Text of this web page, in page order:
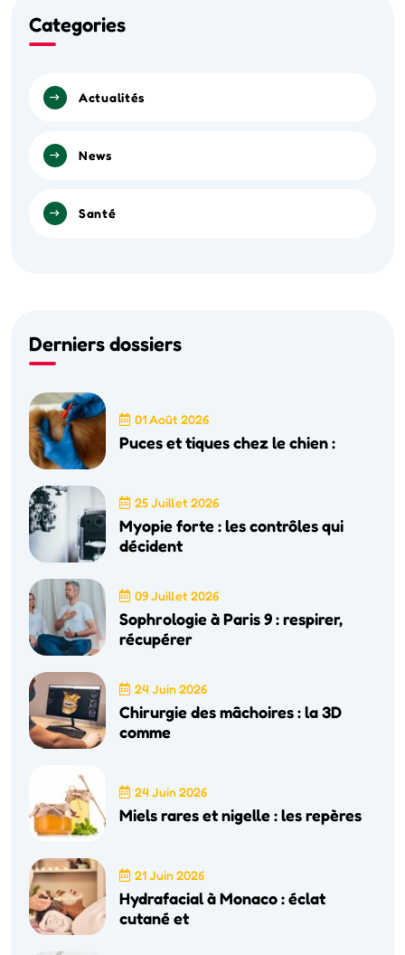
Categories
Actualités
News
Santé
Derniers dossiers
01 Août 2026
Puces et tiques chez le chien :
25 Juillet 2026
Myopie forte : les contrôles qui
décident
09 Juillet 2026
Sophrologie à Paris 9 : respirer,
récupérer
24 Juin 2026
Chirurgie des mâchoires : la 3D
comme
24 Juin 2026
Miels rares et nigelle : les repères
21 Juin 2026
Hydrafacial à Monaco : éclat
cutané et